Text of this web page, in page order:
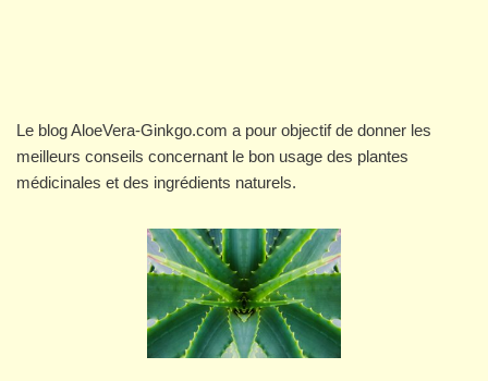
Le blog AloeVera-Ginkgo.com a pour objectif de donner les
meilleurs conseils concernant le bon usage des plantes
médicinales et des ingrédients naturels.